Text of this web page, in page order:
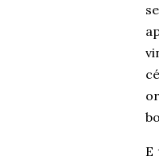
E